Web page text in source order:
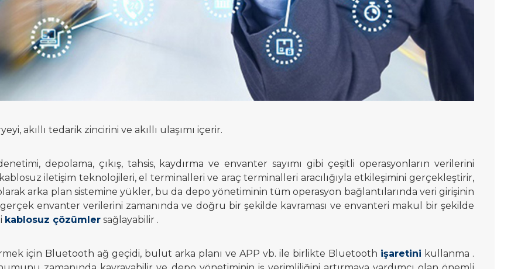
akıllı tedarik zincirini ve akıllı ulaşımı içerir.
depolama, çıkış, tahsis, kaydırma ve envanter sayımı gibi çeşitli operasyonların verilerini
iletişim teknolojileri, el terminalleri ve araç terminalleri aracılığıyla etkileşimini gerçekleştirir,
arka plan sistemine yükler, bu da depo yönetiminin tüm operasyon bağlantılarında veri girişinin
envanter verilerini zamanında ve doğru bir şekilde kavraması ve envanteri makul bir şekilde
kablosuz çözümler sağlayabilir .
için Bluetooth ağ geçidi, bulut arka planı ve APP vb. ile birlikte Bluetooth işaretini kullanma .